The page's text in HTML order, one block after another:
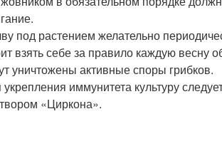
под растением желательно
взять себе за правило каждую весну
уничтожены активные споры грибков.
иммунитета культуру
«Циркона».